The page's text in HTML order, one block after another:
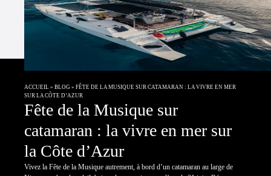
ACCUEIL » BLOG » FÊTE DE LA MUSIQUE SUR CATAMARAN : LA VIVRE EN MER
SUR LA CÔTE D’AZUR
Fête de la Musique sur
catamaran : la vivre en mer sur
la Côte d’Azur
Vivez la Fête de la Musique autrement, à bord d’un catamaran au large de